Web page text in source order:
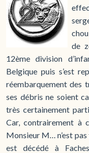
de
12ème division
Belgique puis s’est
réembarquement des
ses débris ne soient
très certainement
Car, contrairement à
Monsieur M… n’est
est décédé à